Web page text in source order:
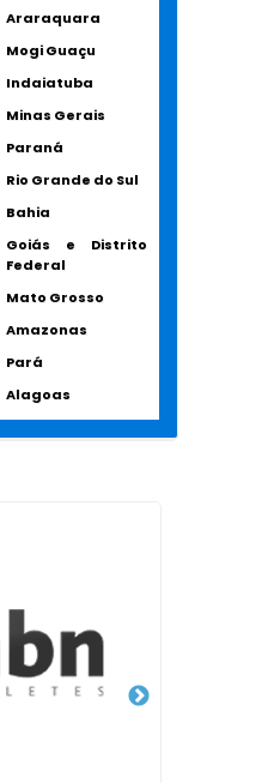
Araraquara
Mogi Guaçu
Indaiatuba
Minas Gerais
Paraná
Rio Grande do Sul
Bahia
Goiás e Distrito
Federal
Mato Grosso
Amazonas
Pará
Alagoas